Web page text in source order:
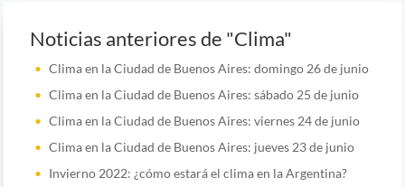
Noticias anteriores de "Clima"
Clima en la Ciudad de Buenos Aires: domingo 26 de junio
Clima en la Ciudad de Buenos Aires: sábado 25 de junio
Clima en la Ciudad de Buenos Aires: viernes 24 de junio
Clima en la Ciudad de Buenos Aires: jueves 23 de junio
Invierno 2022: ¿cómo estará el clima en la Argentina?